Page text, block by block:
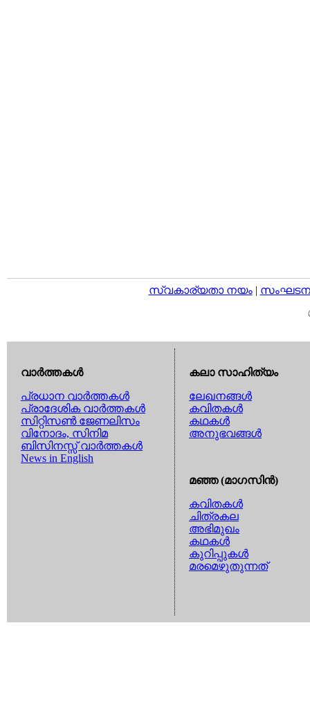
സ്വകാര്യതാ നയം|
വാര്‍ത്തകള്‍
പ്രധാന വാര്‍ത്തകള്‍
പ്രാദേശിക വാര്‍ത്തകള്‍
സിറ്റിസണ്‍ ജേണലിസം
വിനോദം, സിനിമ
ബിസിനസ്സ് വാര്‍ത്തകള്‍
News in English
കലാ സാഹിത്യം
ലേഖനങ്ങള്‍
കവിതകള്‍
കഥകള്‍
അനുഭവങ്ങള്‍
മഞ്ഞ (മാഗസിന്‍)
കവിതകള്‍
ചിത്രകല
അഭിമുഖം
കഥകള്‍
കുറിപ്പുകള്‍
മരമെഴുതുന്നത്